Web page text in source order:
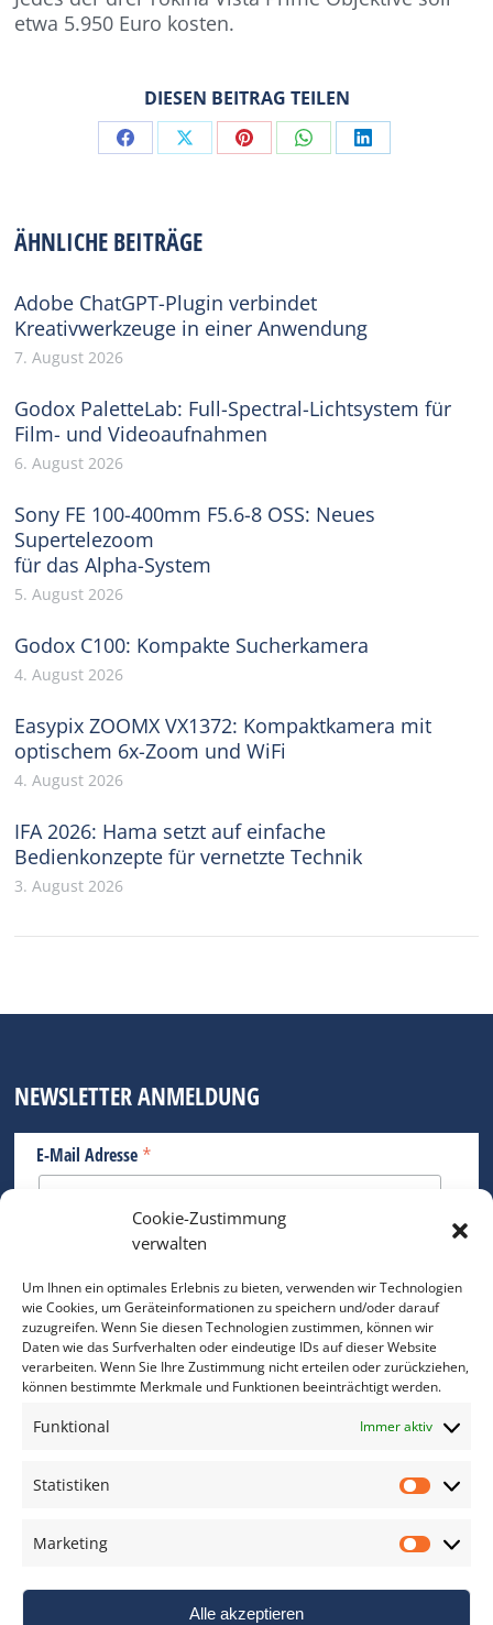
Cookie-Zustimmung
verwalten
Um Ihnen ein optimales Erlebnis zu bieten, verwenden wir Technologien
wie Cookies, um Geräteinformationen zu speichern und/oder darauf
zuzugreifen. Wenn Sie diesen Technologien zustimmen, können wir
Daten wie das Surfverhalten oder eindeutige IDs auf dieser Website
verarbeiten. Wenn Sie Ihre Zustimmung nicht erteilen oder zurückziehen,
können bestimmte Merkmale und Funktionen beeinträchtigt werden.
Funktional Immer aktiv
Statistiken
Marketing
Alle akzeptieren
etwa 5.950 Euro kosten.
DIESEN BEITRAG TEILEN
Share Share Share Share Share
ÄHNLICHE BEITRÄGE
Adobe ChatGPT-Plugin verbindet
Kreativwerkzeuge in einer Anwendung
7. August 2026
Godox PaletteLab: Full-Spectral-Lichtsystem für
Film- und Videoaufnahmen
6. August 2026
Sony FE 100-400mm F5.6-8 OSS: Neues
Supertelezoom
für das Alpha-System
5. August 2026
Godox C100: Kompakte Sucherkamera
4. August 2026
Easypix ZOOMX VX1372: Kompaktkamera mit
optischem 6x-Zoom und WiFi
4. August 2026
IFA 2026: Hama setzt auf einfache
Bedienkonzepte für vernetzte Technik
3. August 2026
NEWSLETTER ANMELDUNG
E-Mail Adresse *
Bitte geben Sie Ihre E-Mail Adresse ein.
*